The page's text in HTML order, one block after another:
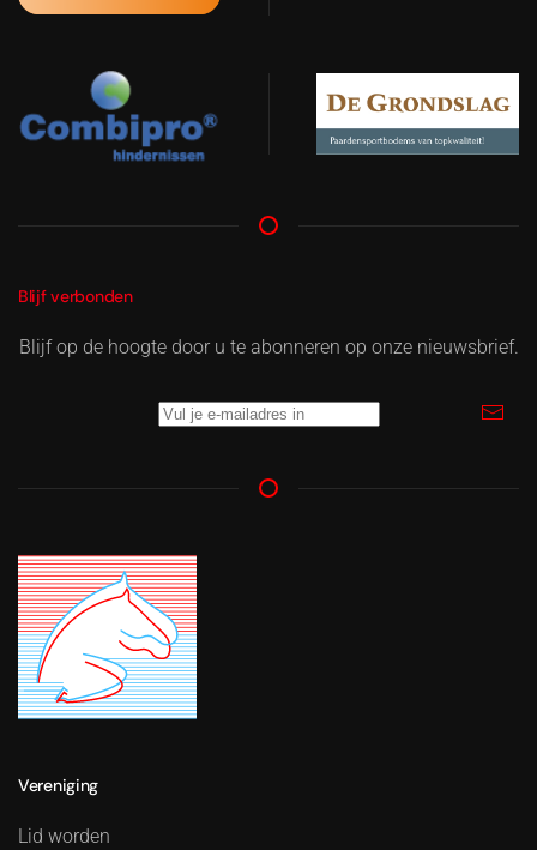
Blijf verbonden
Blijf op de hoogte door u te abonneren op onze nieuwsbrief.
Vereniging
Lid worden